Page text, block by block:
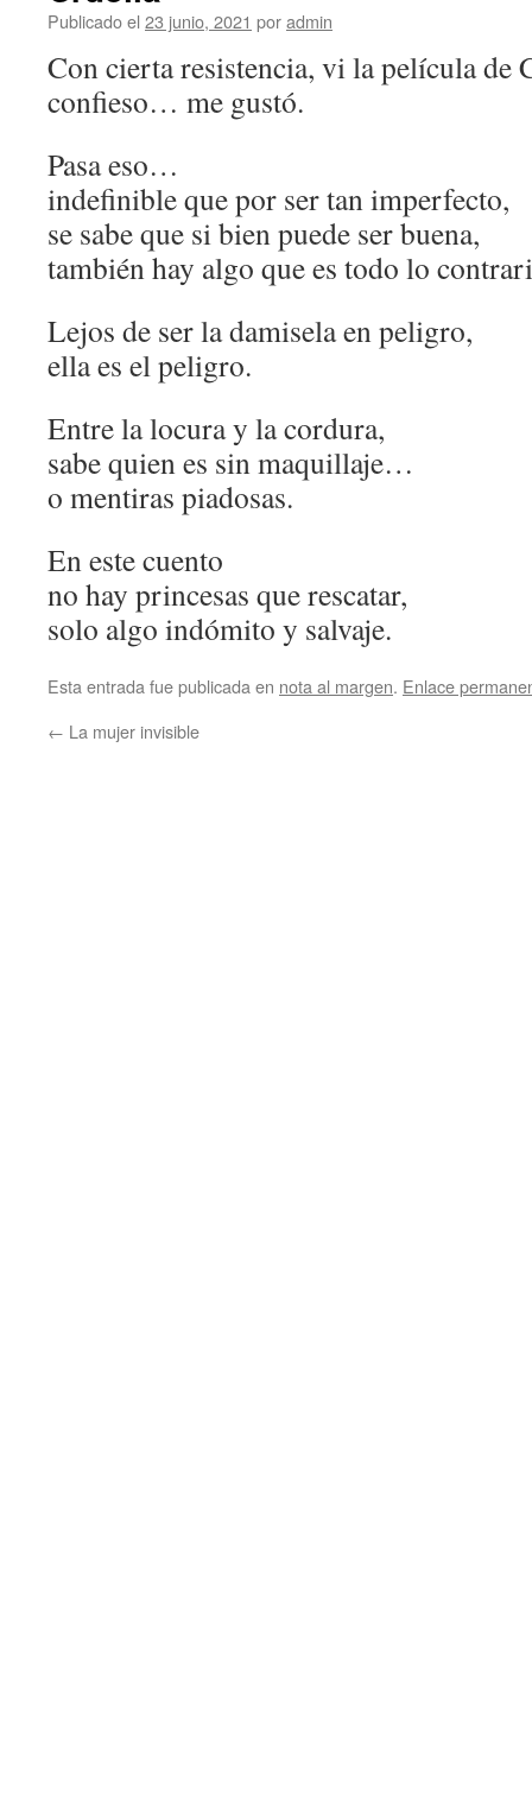
Publicado el 23 junio, 2021 poradmin
Con cierta resistencia, vi la película de
confieso… me gustó.
Pasa eso…
indefinible que por ser tan imperfecto,
se sabe que si bien puede ser buena,
también hay algo que es todo lo
Lejos de ser la damisela en peligro,
ella es el peligro.
Entre la locura y la cordura,
sabe quien es sin maquillaje…
o mentiras piadosas.
En este cuento
no hay princesas que rescatar,
solo algo indómito y salvaje.
Esta entrada fue publicada en nota al margen. Enlace
← La mujer invisible